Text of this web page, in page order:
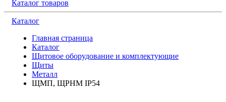
Каталог товаров
Каталог
Главная страница
Каталог
Щитовое оборудование и комплектующие
Щиты
Металл
ЩМП, ЩРНМ IP54